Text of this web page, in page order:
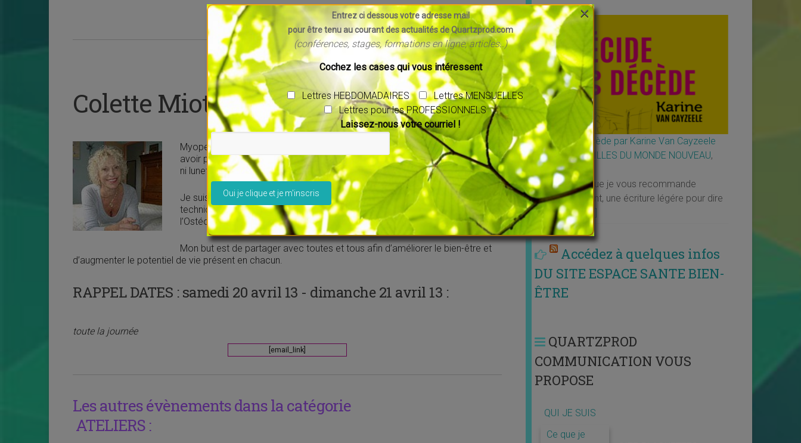
Colette Miotto :
Myope et astigmate depuis l’enfance, j’ai porté lunettes et lentilles. Après
avoir participé à un atelier de la vue il y a 20 ans environ, je n’ai plus porté plus
ni lunettes, ni lentilles.
Je suis maître-enseignant Reiki Usui et Karuna, formée également à d’autres
techniques énergétiques dont la Thérapie d’Energie Intégrée et les Bars,
l’Ostéopathie Bioénergétique Cellulaire entre autres.
Mon but est de partager avec toutes et tous afin d’améliorer le bien-être et
d’augmenter le potentiel de vie présent en chacun.
RAPPEL DATES :samedi 20 avril 13 - dimanche 21 avril 13 :
toute la journée
[email_link]
Les autres évènements dans la catégorie
ATELIERS :
Décide ou décède par Karine Van Cayzeele
↳LES MERVEILLES DU MONDE NOUVEAU,
Livres
Voilà un livre que je vous recommande
particulièrement, une écriture légére pour dire
ce qui est si[…]
Accédez à quelques infos
DU SITE ESPACE SANTE BIEN-
ÊTRE
QUARTZPROD
COMMUNICATION VOUS
PROPOSE
QUI JE SUIS
Ce que je
Entrez ci dessous votre adresse mail
pour être tenu au courant des actualités de Quartzprod.com
(conférences, stages, formations en ligne, articles..)
Cochez les cases qui vous intéressent
Lettres HEBDOMADAIRES
Lettres MENSUELLES
Lettres pour les PROFESSIONNELS
Laissez-nous votre courriel !
Veuillez laisser ce champ vide.
×